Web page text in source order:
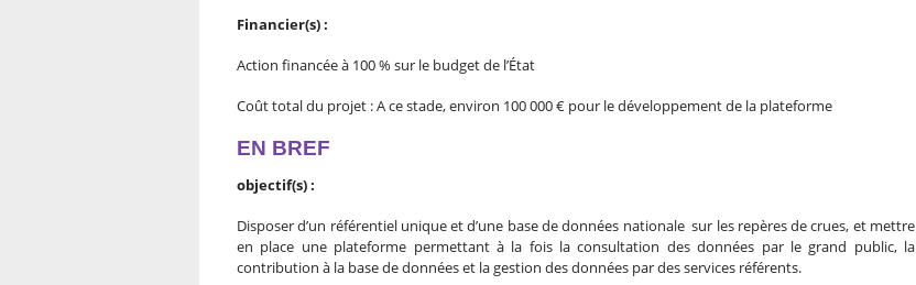
Financier(s) :
Action financée à 100 % sur le budget de l’État
Coût total du projet : A ce stade, environ 100 000 € pour le développement de la plateforme
EN BREF
objectif(s) :
Disposer d’un référentiel unique et d’une base de données nationale sur les repères de crues, et mettre
en place une plateforme permettant à la fois la consultation des données par le grand public, la
contribution à la base de données et la gestion des données par des services référents.